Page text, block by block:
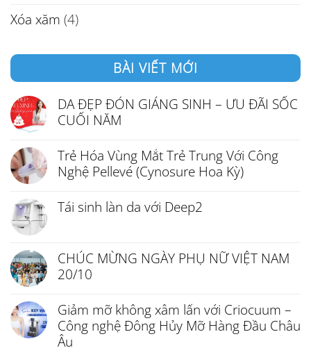
Xóa xăm (4)
BÀI VIẾT MỚI
DA ĐẸP ĐÓN GIÁNG SINH – ƯU ĐÃI SỐC
CUỐI NĂM
Trẻ Hóa Vùng Mắt Trẻ Trung Với Công
Nghệ Pellevé (Cynosure Hoa Kỳ)
Tái sinh làn da với Deep2
CHÚC MỪNG NGÀY PHỤ NỮ VIỆT NAM
20/10
Giảm mỡ không xâm lấn với Criocuum –
Công nghệ Đông Hủy Mỡ Hàng Đầu Châu
Âu